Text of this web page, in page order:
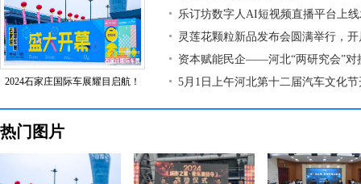
2024石家庄国际车展耀目启航！
乐订坊数字人AI短视频直播平台上
灵莲花颗粒新品发布会圆满举行，
资本赋能民企——河北“两研究会”对
5月1日上午河北第十二届汽车文化节
热门图片